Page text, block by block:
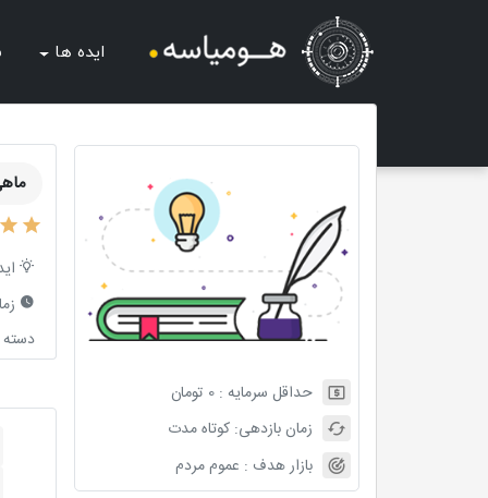
ایده ها
حداقل سرمایه :0 تومان
زمان بازدهی:کوتاه مدت
بازار هدف : عموم مردم